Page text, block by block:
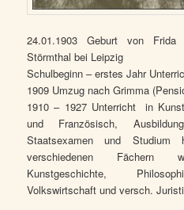
24.01.1903 Geburt von Frida
Störmthal bei Leipzig
Schulbeginn – erstes Jahr
1909 Umzug nach Grimma
1910 – 1927 Unterricht in
und Französisch,
Staatsexamen und
verschiedenen Fächern
Kunstgeschichte,
Volkswirtschaft und versch.